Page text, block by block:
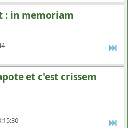
: in memoriam
et c'est crissem